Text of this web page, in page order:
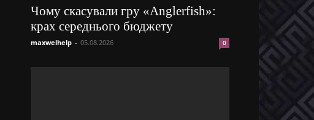
Чому скасували гру «Anglerfish»:
крах середнього бюджету
maxwelhelp - 05.08.2026 0